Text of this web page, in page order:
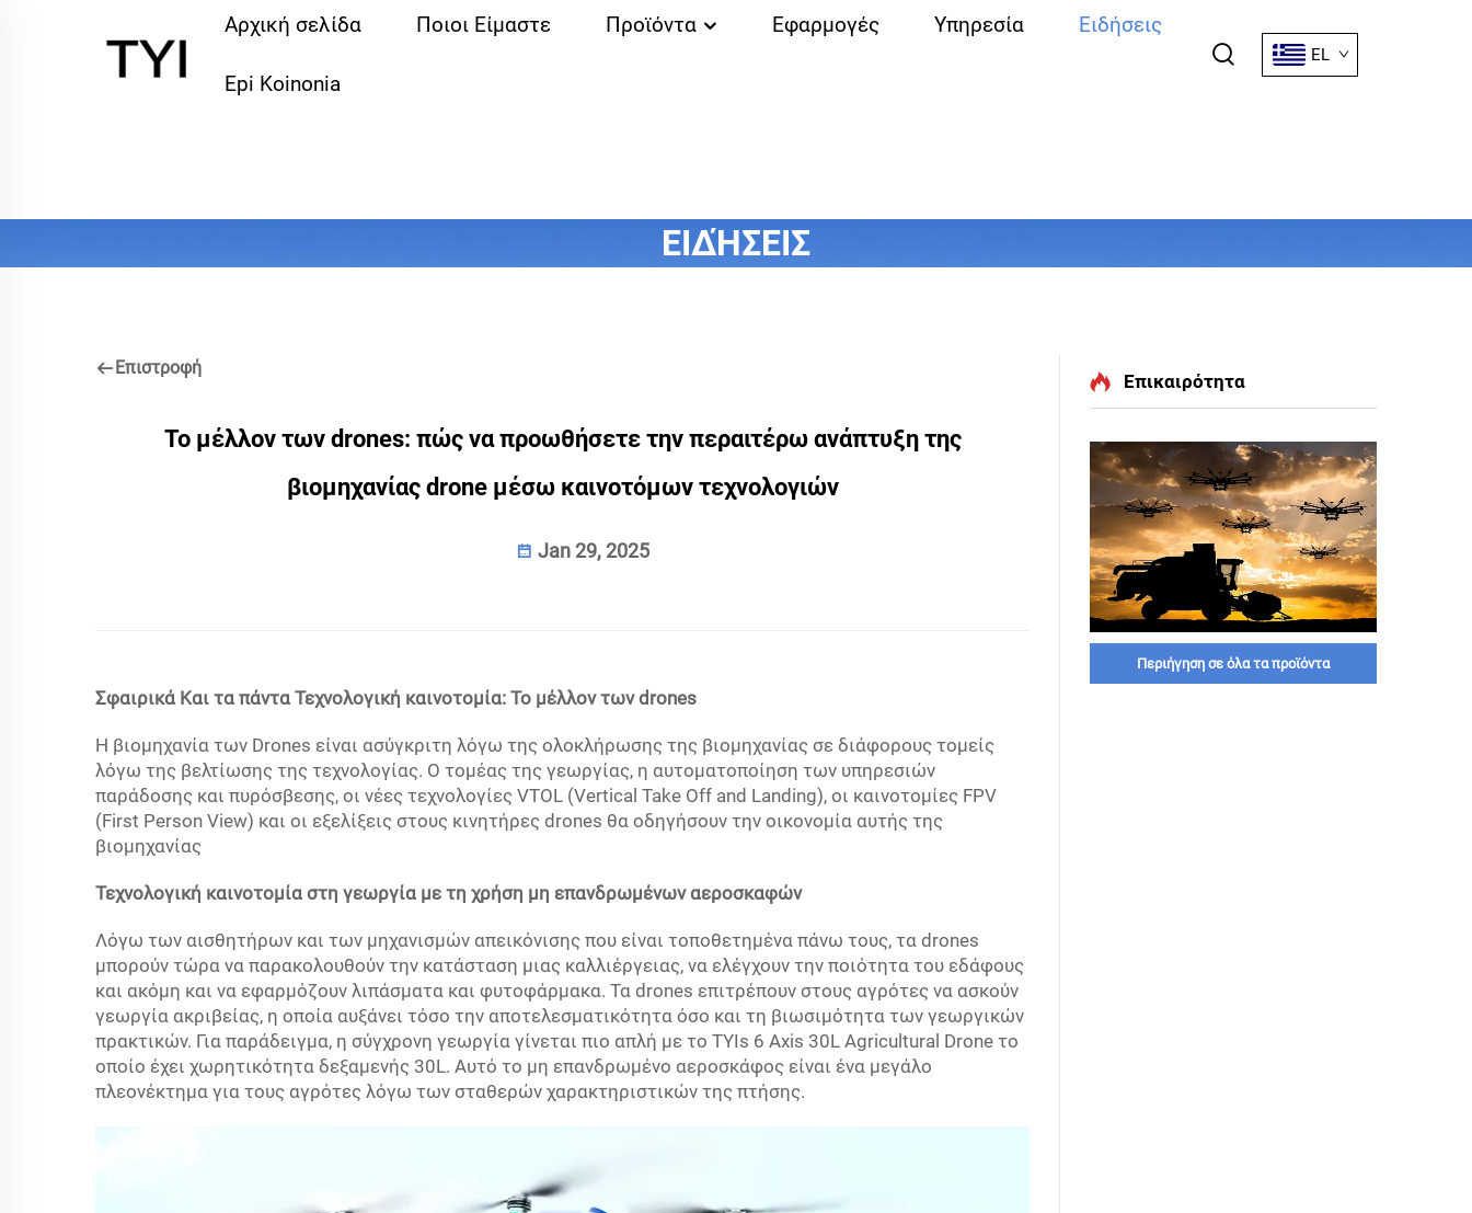
Αρχική σελίδα Ποιοι Είμαστε Προϊόντα Εφαρμογές Υπηρεσία Ειδήσεις
Epi Koinonia
EL
ΕΙΔΉΣΕΙΣ
Επιστροφή
Το μέλλον των drones: πώς να προωθήσετε την περαιτέρω ανάπτυξη της
βιομηχανίας drone μέσω καινοτόμων τεχνολογιών
Jan 29, 2025
Σφαιρικά Και τα πάντα Τεχνολογική καινοτομία: Το μέλλον των drones
Η βιομηχανία των Drones είναι ασύγκριτη λόγω της ολοκλήρωσης της βιομηχανίας σε διάφορους τομείς
λόγω της βελτίωσης της τεχνολογίας. Ο τομέας της γεωργίας, η αυτοματοποίηση των υπηρεσιών
παράδοσης και πυρόσβεσης, οι νέες τεχνολογίες VTOL (Vertical Take Off and Landing), οι καινοτομίες FPV
(First Person View) και οι εξελίξεις στους κινητήρες drones θα οδηγήσουν την οικονομία αυτής της
βιομηχανίας
Τεχνολογική καινοτομία στη γεωργία με τη χρήση μη επανδρωμένων αεροσκαφών
Λόγω των αισθητήρων και των μηχανισμών απεικόνισης που είναι τοποθετημένα πάνω τους, τα drones
μπορούν τώρα να παρακολουθούν την κατάσταση μιας καλλιέργειας, να ελέγχουν την ποιότητα του εδάφους
και ακόμη και να εφαρμόζουν λιπάσματα και φυτοφάρμακα. Τα drones επιτρέπουν στους αγρότες να ασκούν
γεωργία ακριβείας, η οποία αυξάνει τόσο την αποτελεσματικότητα όσο και τη βιωσιμότητα των γεωργικών
πρακτικών. Για παράδειγμα, η σύγχρονη γεωργία γίνεται πιο απλή με το TYIs 6 Axis 30L Agricultural Drone το
οποίο έχει χωρητικότητα δεξαμενής 30L. Αυτό το μη επανδρωμένο αεροσκάφος είναι ένα μεγάλο
πλεονέκτημα για τους αγρότες λόγω των σταθερών χαρακτηριστικών της πτήσης.
Επικαιρότητα
Περιήγηση σε όλα τα προϊόντα